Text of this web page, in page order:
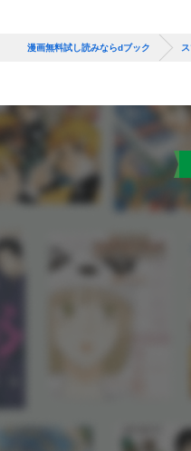
漫画無料試し読みならdブック